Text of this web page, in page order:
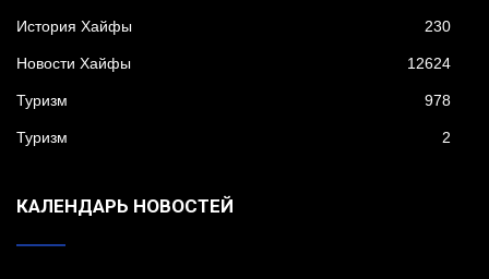
История Хайфы 230
Новости Хайфы 12624
Туризм 978
Туризм 2
КАЛЕНДАРЬ НОВОСТЕЙ